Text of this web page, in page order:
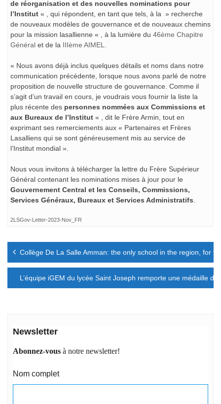
de réorganisation et des nouvelles nominations pour
l’Institut « , qui répondent, en tant que tels, à la » recherche
de nouveaux modèles de gouvernance et de nouveaux chemins
pour la mission lasallienne « , à la lumière du 46ème Chapitre
Général et de la IIIème AIMEL.
« Nous avons déjà inclus quelques détails et noms dans notre
communication précédente, lorsque nous avons parlé de notre
proposition de nouvelle structure de gouvernance. Comme il
s’agit d’un travail en cours, je voudrais vous fournir la liste la
plus récente des personnes nommées aux Commissions et
aux Bureaux de l’Institut « , dit le Frère Armin, tout en
exprimant ses remerciements aux « Partenaires et Frères
Lasalliens qui se sont généreusement mis au service de
l’Institut mondial ».
Nous vous invitons à télécharger la lettre du Frère Supérieur
Général contenant les nominations mises à jour pour le
Gouvernement Central et les Conseils, Commissions,
Services Généraux, Bureaux et Services Administratifs
2LSGov-Letter-2023-Nov_FR
Navigation
l’article
Collège De La Salle Amman: the only school in the region, for
L’équipe iGEM du lycée Saint Joseph remporte une médaille
Newsletter
Abonnez-vous à notre newsletter!
Nom complet